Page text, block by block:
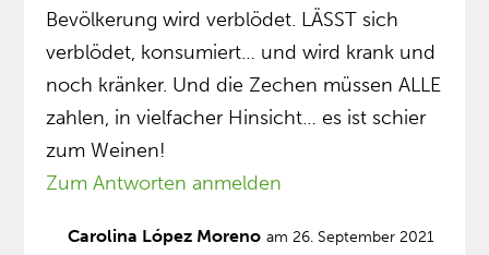
Bevölkerung wird verblödet. LÄSST sich
verblödet, konsumiert… und wird krank und
noch kränker. Und die Zechen müssen ALLE
zahlen, in vielfacher Hinsicht… es ist schier
zum Weinen!
Zum Antworten anmelden
Carolina López Moreno am 26. September 2021